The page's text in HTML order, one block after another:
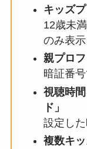
キッズ
12歳未
のみ表示
親プロ
暗証番
視聴時
ド」
設定し
複数キ